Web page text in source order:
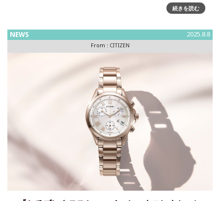
ア』、それぞれをテーマにした限定モデルが登場～2025 年9
続きを読む
NEWS 2025.8.8
From : CITIZEN